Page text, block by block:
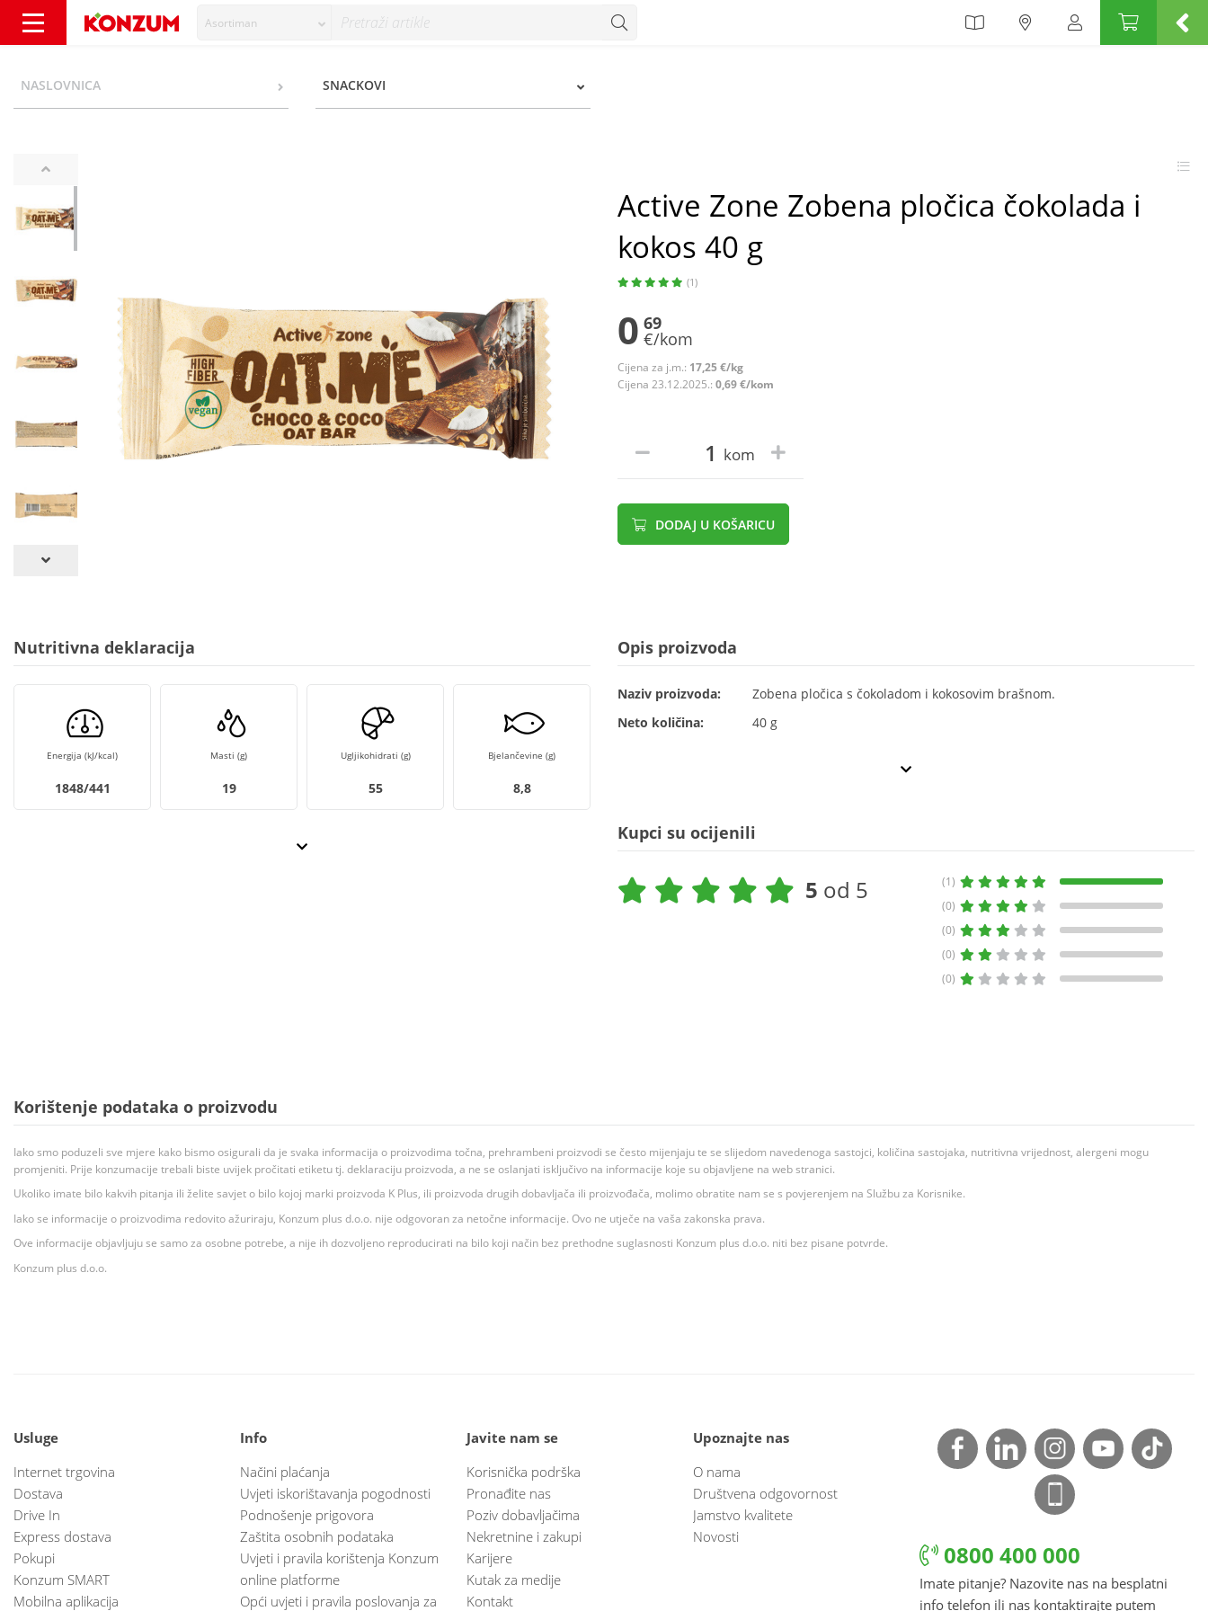
Asortiman
NASLOVNICA SNACKOVI
Active Zone Zobena pločica čokolada i
kokos 40 g
(1)
0 69
€/kom
Cijena za j.m.: 17,25 €/kg
Cijena 23.12.2025.: 0,69 €/kom
kom
DODAJ U KOŠARICU
Nutritivna deklaracija
Energija (kJ/kcal)
1848/441
Masti (g)
19
Ugljikohidrati (g)
55
Bjelančevine (g)
8,8
Opis proizvoda
Naziv proizvoda:
Zobena pločica s čokoladom i kokosovim brašnom.
Neto količina:
40 g
Kupci su ocijenili
5 od 5
(1)
(0)
(0)
(0)
(0)
Korištenje podataka o proizvodu
Iako smo poduzeli sve mjere kako bismo osigurali da je svaka informacija o proizvodima točna, prehrambeni proizvodi se često mijenjaju te se slijedom navedenoga sastojci, količina sastojaka, nutritivna vrijednost, alergeni mogu
promjeniti. Prije konzumacije trebali biste uvijek pročitati etiketu tj. deklaraciju proizvoda, a ne se oslanjati isključivo na informacije koje su objavljene na web stranici.
Ukoliko imate bilo kakvih pitanja ili želite savjet o bilo kojoj marki proizvoda K Plus, ili proizvoda drugih dobavljača ili proizvođača, molimo obratite nam se s povjerenjem na Službu za Korisnike.
Iako se informacije o proizvodima redovito ažuriraju, Konzum plus d.o.o. nije odgovoran za netočne informacije. Ovo ne utječe na vaša zakonska prava.
Ove informacije objavljuju se samo za osobne potrebe, a nije ih dozvoljeno reproducirati na bilo koji način bez prethodne suglasnosti Konzum plus d.o.o. niti bez pisane potvrde.
Konzum plus d.o.o.
Usluge
Internet trgovina
Dostava
Drive In
Express dostava
Pokupi
Konzum SMART
Mobilna aplikacija
Info
Načini plaćanja
Uvjeti iskorištavanja pogodnosti
Podnošenje prigovora
Zaštita osobnih podataka
Uvjeti i pravila korištenja Konzum
online platforme
Opći uvjeti i pravila poslovanja za
Javite nam se
Korisnička podrška
Pronađite nas
Poziv dobavljačima
Nekretnine i zakupi
Karijere
Kutak za medije
Kontakt
Upoznajte nas
O nama
Društvena odgovornost
Jamstvo kvalitete
Novosti
0800 400 000
Imate pitanje? Nazovite nas na besplatni
info telefon ili nas kontaktirajte putem